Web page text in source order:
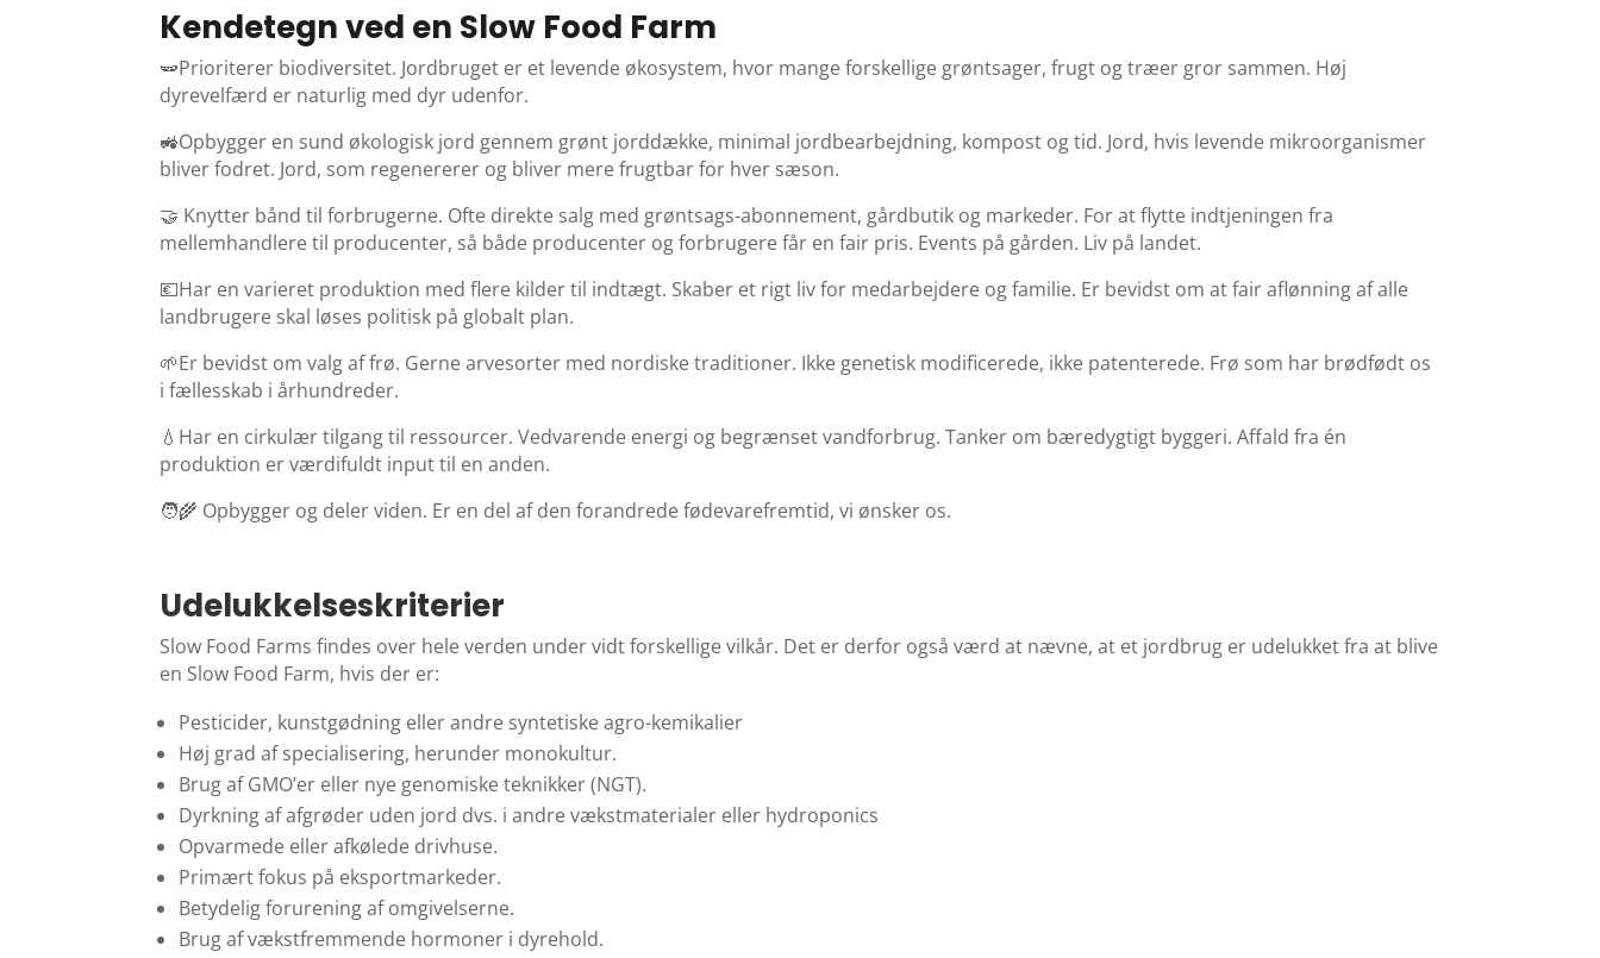
Kendetegn ved en Slow Food Farm
🫛Prioriterer biodiversitet. Jordbruget er et levende økosystem, hvor mange forskellige grøntsager, frugt og træer gror sammen. Høj
dyrevelfærd er naturlig med dyr udenfor.
🚜Opbygger en sund økologisk jord gennem grønt jorddække, minimal jordbearbejdning, kompost og tid. Jord, hvis levende mikroorganismer
bliver fodret. Jord, som regenererer og bliver mere frugtbar for hver sæson.
🤝 Knytter bånd til forbrugerne. Ofte direkte salg med grøntsags-abonnement, gårdbutik og markeder. For at flytte indtjeningen fra
mellemhandlere til producenter, så både producenter og forbrugere får en fair pris. Events på gården. Liv på landet.
💶Har en varieret produktion med flere kilder til indtægt. Skaber et rigt liv for medarbejdere og familie. Er bevidst om at fair aflønning af alle
landbrugere skal løses politisk på globalt plan.
🌱Er bevidst om valg af frø. Gerne arvesorter med nordiske traditioner. Ikke genetisk modificerede, ikke patenterede. Frø som har brødfødt os
i fællesskab i århundreder.
💧Har en cirkulær tilgang til ressourcer. Vedvarende energi og begrænset vandforbrug. Tanker om bæredygtigt byggeri. Affald fra én
produktion er værdifuldt input til en anden.
🧑‍🌾 Opbygger og deler viden. Er en del af den forandrede fødevarefremtid, vi ønsker os.
Udelukkelseskriterier
Slow Food Farms findes over hele verden under vidt forskellige vilkår. Det er derfor også værd at nævne, at et jordbrug er udelukket fra at blive
en Slow Food Farm, hvis der er:
Pesticider, kunstgødning eller andre syntetiske agro-kemikalier
Høj grad af specialisering, herunder monokultur.
Brug af GMO’er eller nye genomiske teknikker (NGT).
Dyrkning af afgrøder uden jord dvs. i andre vækstmaterialer eller hydroponics
Opvarmede eller afkølede drivhuse.
Primært fokus på eksportmarkeder.
Betydelig forurening af omgivelserne.
Brug af vækstfremmende hormoner i dyrehold.